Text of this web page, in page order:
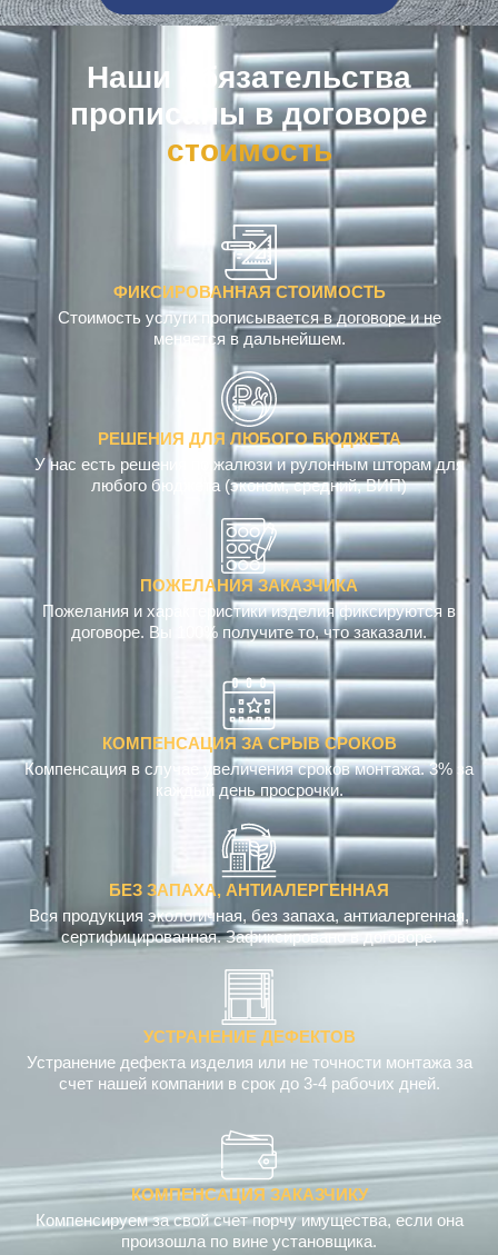
Наши обязательства
прописаны в договоре
омпенсация
ФИКСИРОВАННАЯ СТОИМОСТЬ
Стоимость услуги прописывается в договоре и не
меняется в дальнейшем.
РЕШЕНИЯ ДЛЯ ЛЮБОГО БЮДЖЕТА
У нас есть решения по жалюзи и рулонным шторам для
любого бюджета (эконом, средний, ВИП)
ПОЖЕЛАНИЯ ЗАКАЗЧИКА
Пожелания и характеристики изделия фиксируются в
договоре. Вы 100% получите то, что заказали.
КОМПЕНСАЦИЯ ЗА СРЫВ СРОКОВ
Компенсация в случае увеличения сроков монтажа. 3% за
каждый день просрочки.
БЕЗ ЗАПАХА, АНТИАЛЕРГЕННАЯ
Вся продукция экологичная, без запаха, антиалергенная,
сертифицированная. Зафиксировано в договоре.
УСТРАНЕНИЕ ДЕФЕКТОВ
Устранение дефекта изделия или не точности монтажа за
счет нашей компании в срок до 3-4 рабочих дней.
КОМПЕНСАЦИЯ ЗАКАЗЧИКУ
Компенсируем за свой счет порчу имущества, если она
произошла по вине установщика.